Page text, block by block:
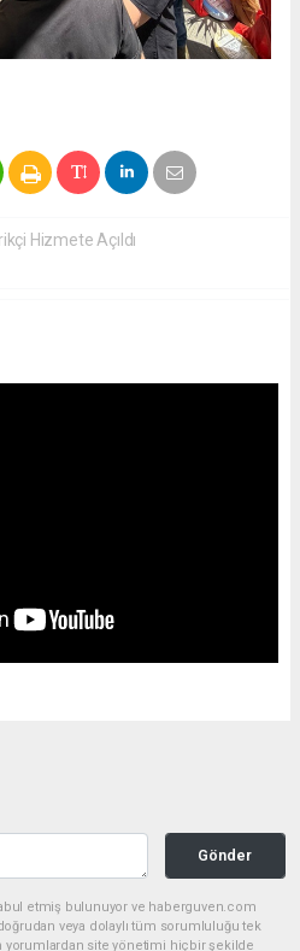
Hizmete Açıldı
Gönder
etmiş bulunuyor ve haberguven.com
veya dolaylı tüm sorumluluğu tek
yorumlardan site yönetimi hiçbir şekilde